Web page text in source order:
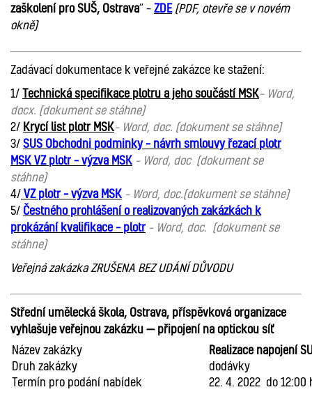
zaškolení pro SUŠ, Ostrava“ –ZDE (PDF, otevře se v novém
okně)
Zadávací dokumentace k veřejné zakázce ke stažení:
1/Technická specifikace plotru a jeho součástí MSK– Word,
docx. (dokument se stáhne)
2/ Krycí list plotr MSK– Word, doc. (dokument se stáhne)
3/SUS Obchodni podminky – návrh smlouvy řezací plotr
MSK VZ plotr – výzva MSK – Word, doc (dokument se
stáhne)
4/VZ plotr – výzva MSK – Word, doc.(dokument se stáhne)
5/ Čestného prohlášení o realizovaných zakázkách k
prokázání kvalifikace – plotr – Word, doc. (dokument se
stáhne)
Veřejná zakázka ZRUŠENA BEZ UDÁNÍ DŮVODU
Střední umělecká škola, Ostrava, příspěvková organizace
vyhlašuje veřejnou zakázku — připojení na optickou síť
Název zakázky
Realizace napojení
Druh zakázky
dodávky
Termín pro podání nabídek
22. 4. 2022 do 12:00